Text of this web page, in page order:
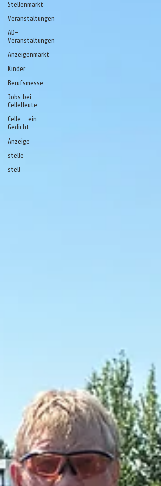
Stellenmarkt
Veranstaltungen
AD-
Veranstaltungen
Anzeigenmarkt
Kinder
Berufsmesse
Jobs bei
CelleHeute
Celle - ein
Gedicht
Anzeige
stelle
stell